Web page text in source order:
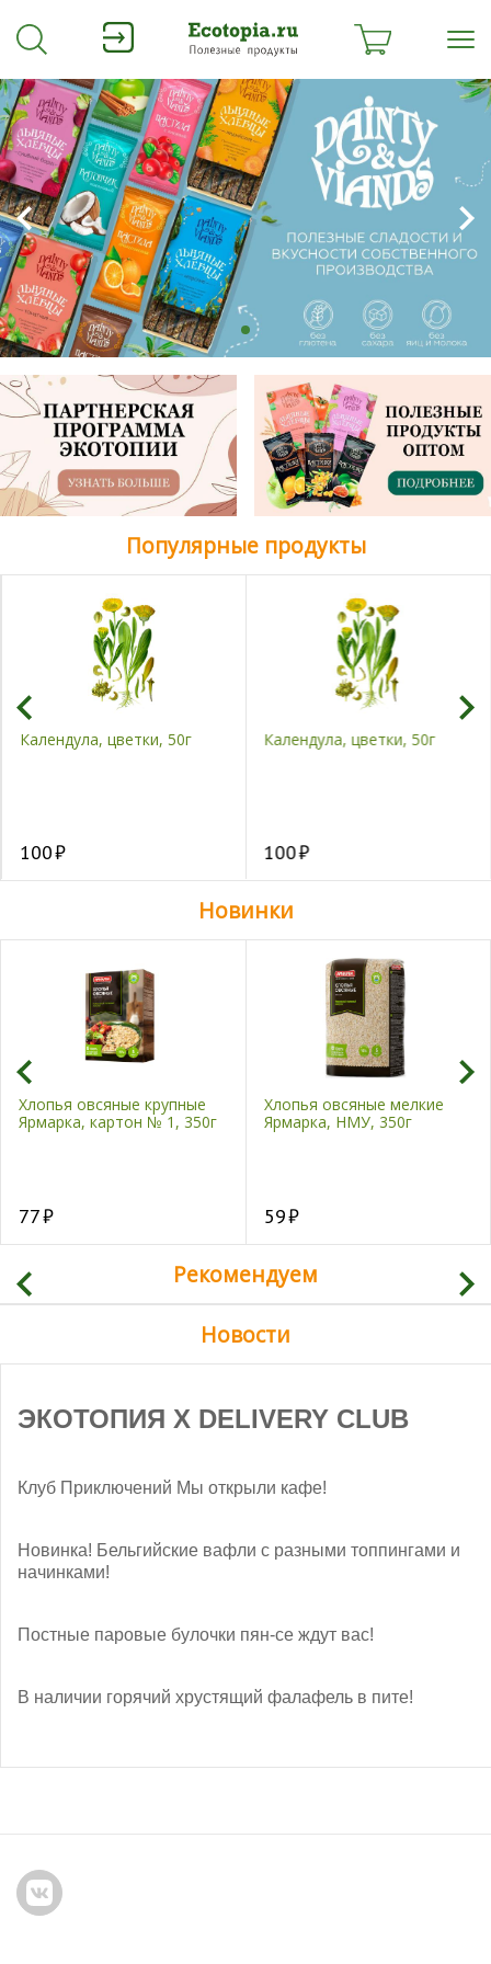
Популярные продукты
Календула, цветки, 50г
100
Календула, цветки, 50г
100
Новинки
Хлопья овсяные крупные
Ярмарка, картон № 1, 350г
77
Хлопья овсяные мелкие
Ярмарка, НМУ, 350г
59
Рекомендуем
Новости
ЭКОТОПИЯ X DELIVERY CLUB
Клуб Приключений Мы открыли кафе!
Новинка! Бельгийские вафли с разными топпингами и
начинками!
Постные паровые булочки пян-се ждут вас!
В наличии горячий хрустящий фалафель в пите!